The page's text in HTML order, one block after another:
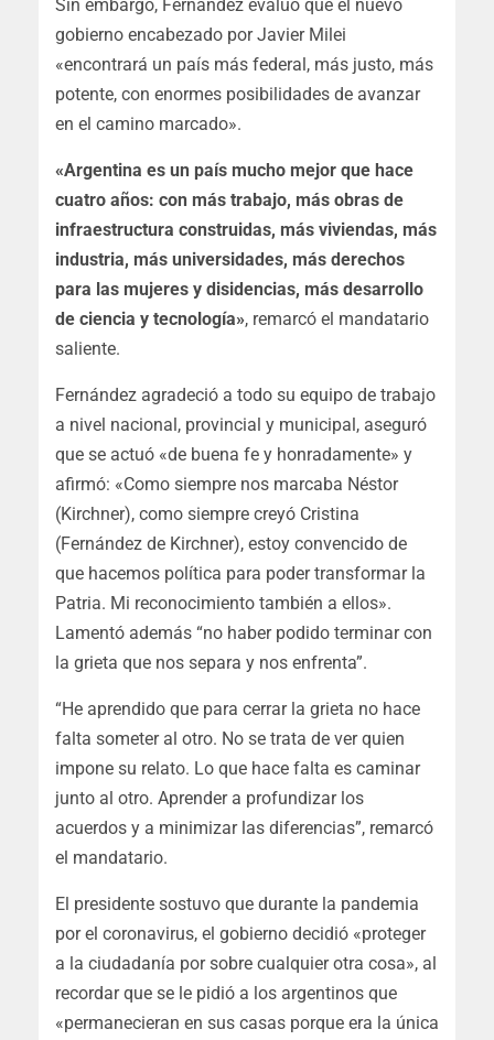
Sin embargo, Fernández evaluó que el nuevo
gobierno encabezado por Javier Milei
«encontrará un país más federal, más justo, más
potente, con enormes posibilidades de avanzar
en el camino marcado».
«Argentina es un país mucho mejor que hace
cuatro años: con más trabajo, más obras de
infraestructura construidas, más viviendas, más
industria, más universidades, más derechos
para las mujeres y disidencias, más desarrollo
de ciencia y tecnología», remarcó el mandatario
saliente.
Fernández agradeció a todo su equipo de trabajo
a nivel nacional, provincial y municipal, aseguró
que se actuó «de buena fe y honradamente» y
afirmó: «Como siempre nos marcaba Néstor
(Kirchner), como siempre creyó Cristina
(Fernández de Kirchner), estoy convencido de
que hacemos política para poder transformar la
Patria. Mi reconocimiento también a ellos».
Lamentó además “no haber podido terminar con
la grieta que nos separa y nos enfrenta”.
“He aprendido que para cerrar la grieta no hace
falta someter al otro. No se trata de ver quien
impone su relato. Lo que hace falta es caminar
junto al otro. Aprender a profundizar los
acuerdos y a minimizar las diferencias”, remarcó
el mandatario.
El presidente sostuvo que durante la pandemia
por el coronavirus, el gobierno decidió «proteger
a la ciudadanía por sobre cualquier otra cosa», al
recordar que se le pidió a los argentinos que
«permanecieran en sus casas porque era la única